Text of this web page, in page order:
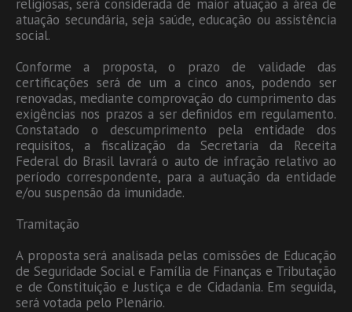
religiosas, será considerada de maior atuação a área de
atuação secundária, seja saúde, educação ou assistência
social.
Conforme a proposta, o prazo de validade das
certificações será de um a cinco anos, podendo ser
renovadas, mediante comprovação do cumprimento das
exigências nos prazos a ser definidos em regulamento.
Constatado o descumprimento pela entidade dos
requisitos, a fiscalização da Secretaria da Receita
Federal do Brasil lavrará o auto de infração relativo ao
período correspondente, para a autuação da entidade
e/ou suspensão da imunidade.
Tramitação
A proposta será analisada pelas comissões de Educação
de Seguridade Social e Família de Finanças e Tributação
e de Constituição e Justiça e de Cidadania. Em seguida,
será votada pelo Plenário.